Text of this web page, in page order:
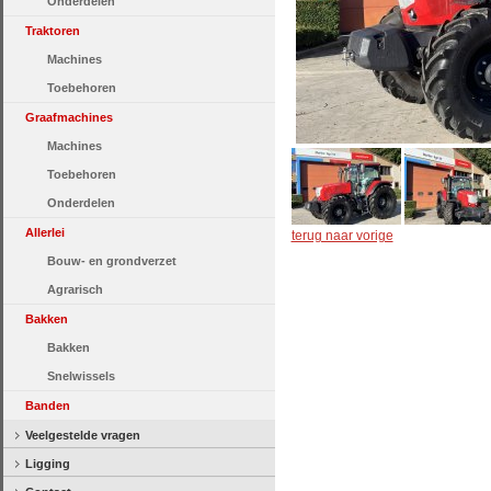
Traktoren
Machines
Toebehoren
Graafmachines
Machines
Toebehoren
Onderdelen
Allerlei
Bouw- en grondverzet
Agrarisch
Bakken
Bakken
Snelwissels
Banden
Veelgestelde vragen
Ligging
terug naar vorige